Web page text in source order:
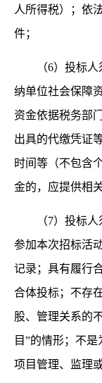
人所得税）；依
件；
（6）投标人
纳单位社会保障
资金依据税务部
出具的代缴凭证
时间等（不包含
金的，应提供相
（7）投标人
参加本次招标活
记录；具有履行
合体投标；不存
股、管理关系的
目”的情形；不
项目管理、监理